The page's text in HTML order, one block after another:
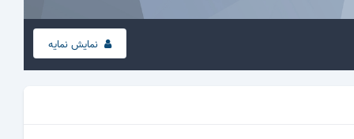
نمایش نمایه